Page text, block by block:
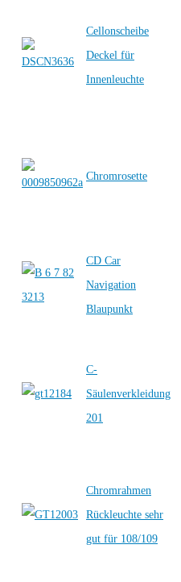
Cellonscheibe
Deckel für
Innenleuchte
Chromrosette
CD Car
Navigation
Blaupunkt
C-
Säulenverkleidung
201
Chromrahmen
Rückleuchte sehr
gut für 108/109